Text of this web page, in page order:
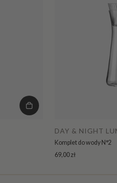
DAY & NIGHT
Komplet do wody N°2
69,00 zł